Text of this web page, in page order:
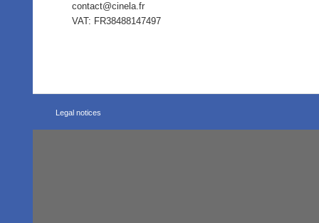
contact@cinela.fr
VAT: FR38488147497
Legal notices